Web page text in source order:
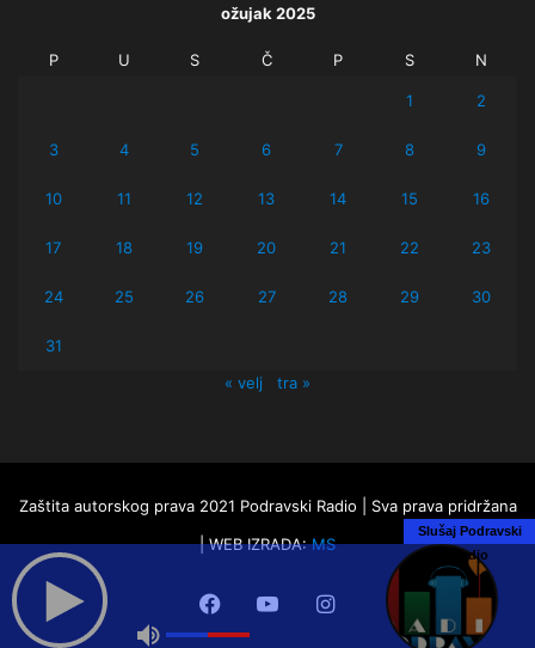
ožujak 2025
P U S Č P S N
1 2
3 4 5 6 7 8 9
10 11 12 13 14 15 16
17 18 19 20 21 22 23
24 25 26 27 28 29 30
31
« velj
tra »
Zaštita autorskog prava 2021 Podravski Radio | Sva prava pridržana
| WEB IZRADA:MS
FacebookYouTubeInstagram
Slušaj Podravski
Radio